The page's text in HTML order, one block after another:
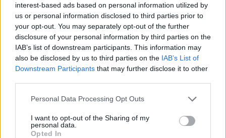
interest-based ads based on personal information utilized by
us or personal information disclosed to third parties prior to
your opt-out. You may separately opt-out of the further
disclosure of your personal information by third parties on the
IAB’s list of downstream participants. This information may
also be disclosed by us to third parties on the IAB’s List of
Downstream Participants that may further disclose it to other
Personal Data Processing Opt Outs
I want to opt-out of the Sharing of my
personal data.
Opted In
Σητεία: Φωτιά στα Αχλάδια, δύσκολη μάχη με τις
ΚΡΗΤΗ 22:47
Σητεία: Φωτιά στα Αχλάδια,
Σητεία: Φωτιά στα Αχλάδια,
δύσκολη μάχη με τις φλόγες -
Βίντεο
Πανεπιστήμιο Κρήτης: 3,35 εκατ. ευρώ από το
ΚΡΗΤΗ 22:32
Πανεπιστήμιο Κρήτης: 3,35 εκατ.
Πανεπιστήμιο Κρήτης: 3,35 εκατ.
ευρώ από το Υπουργείο
Παιδείας, για το στεγαστικό